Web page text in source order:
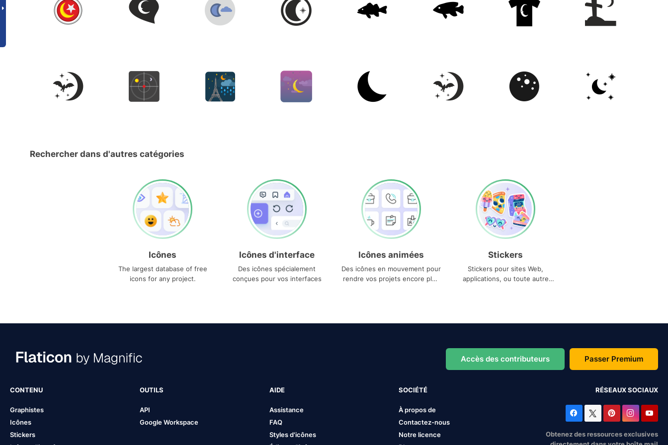
Rechercher dans d'autres catégories
Icônes
The largest database of free
icons for any project.
Icônes d'interface
Des icônes spécialement
conçues pour vos interfaces
Icônes animées
Des icônes en mouvement pour
rendre vos projets encore plus
Stickers
Stickers pour sites Web,
applications, ou toute autre
Accès des contributeurs Passer Premium
CONTENU
Graphistes
Icônes
Stickers
OUTILS
API
Google Workspace
AIDE
Assistance
FAQ
Styles d'icônes
SOCIÉTÉ
À propos de
Contactez-nous
Notre licence
RÉSEAUX SOCIAUX
Obtenez des ressources exclusives